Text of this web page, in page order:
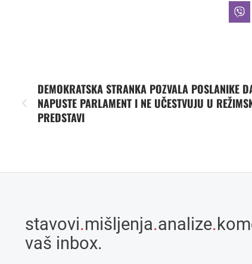
DEMOKRATSKA STRANKA POZVALA POSLANIKE
NAPUSTE PARLAMENT I NE UČESTVUJU U
PREDSTAVI
stavovi.mišljenja.analize.
vaš inbox.